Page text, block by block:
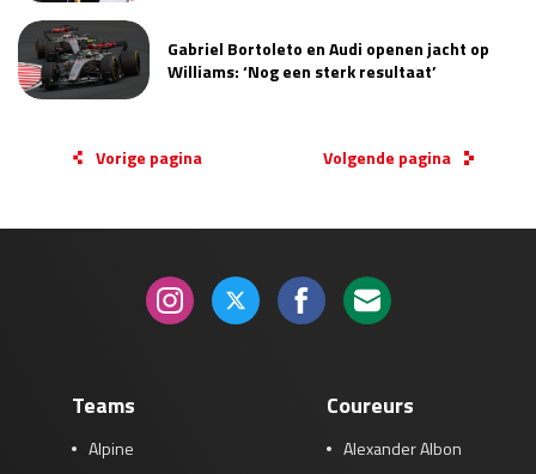
Gabriel Bortoleto en Audi openen jacht op
Williams: ‘Nog een sterk resultaat’
Vorige pagina Volgende pagina
Teams
Alpine
Coureurs
Alexander Albon